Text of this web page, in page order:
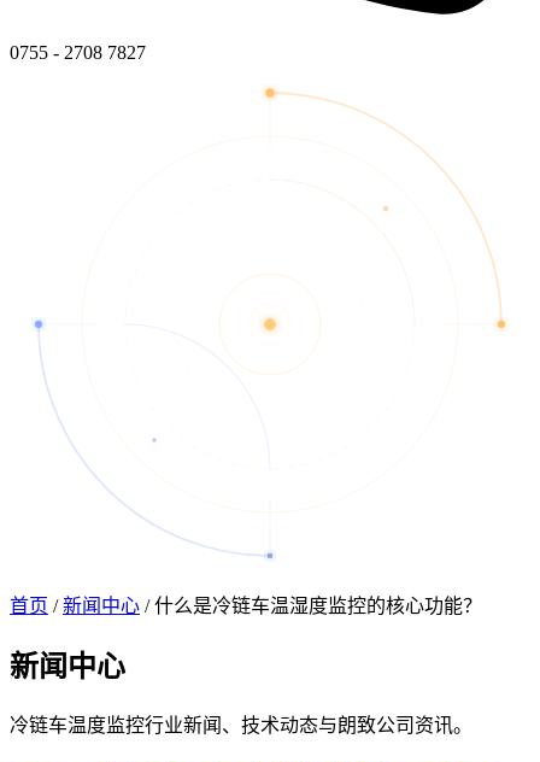
0755 - 2708 7827
首页 / 新闻中心 / 什么是冷链车温湿度监控的核心功能？
新闻 中心
冷链车温度监控行业新闻、技术动态与朗致公司资讯。